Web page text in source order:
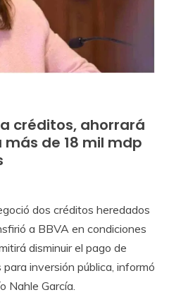
créditos, ahorrará
de 18 mil mdp
dos créditos heredados
a BBVA en condiciones
disminuir el pago de
inversión pública, informó
Nahle García.